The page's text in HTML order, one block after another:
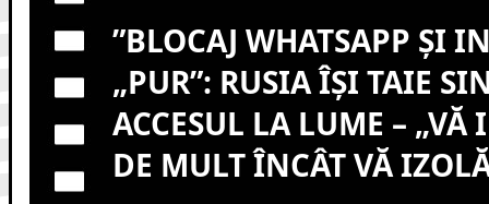
”BLOCAJ WHATSAPP ȘI
„PUR”: RUSIA ÎȘI TAIE
ACCESUL LA LUME – „VĂ
DE MULT ÎNCÂT VĂ